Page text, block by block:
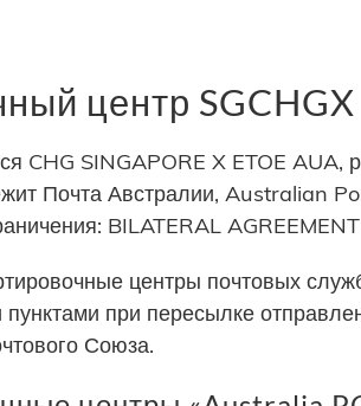
центр SGCHGX
CHG SINGAPORE X ETOE AUA,
Почта Австралии, Australian
BILATERAL
центры почтовых
пунктами при пересылке
Союза.